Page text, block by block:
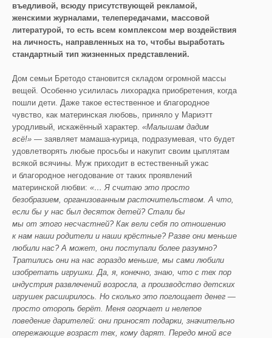
въедливой, всюду присутствующей рекламой,
женскими журналами, телепередачами, массовой
литературой, то есть всем комплексом мер воздействия
на личность, направленных на то, чтобы выработать
стандартный тип жизненных представлений.
Дом семьи Бретодо становится складом огромной массы
вещей. Особенно усилилась лихорадка приобретения, когда
пошли дети. Даже такое естественное и благородное
чувство, как материнская любовь, приняло у Мариэтт
уродливый, искажённый характер. «Малышам дадим
всё!» — заявляет мамаша-курица, подразумевая, что будет
удовлетворять любые просьбы и накупит своим цыплятам
всякой всячины. Муж приходит в естественный ужас
и благородное негодование от таких проявлений
материнской любви: «… Я считаю это просто
безобразием, организованным расточительством. А что,
если бы у нас был десяток детей? Стали бы
мы от этого несчастней? Как вели себя по отношению
к нам наши родители и наши крёстные? Разве они меньше
любили нас? А может, они поступали более разумно?
Тратились они на нас гораздо меньше, мы сами любили
изобретать игрушки. Да, я, конечно, знаю, что с тех пор
индустрия развлечений возросла, а производство детских
игрушек расширилось. Но сколько это поглощает денег —
просто оторопь берёт. Меня огорчает и нелепое
поведение дарителей: они приносят подарки, значительно
опережающие возраст тех, кому дарят. Передо мной все